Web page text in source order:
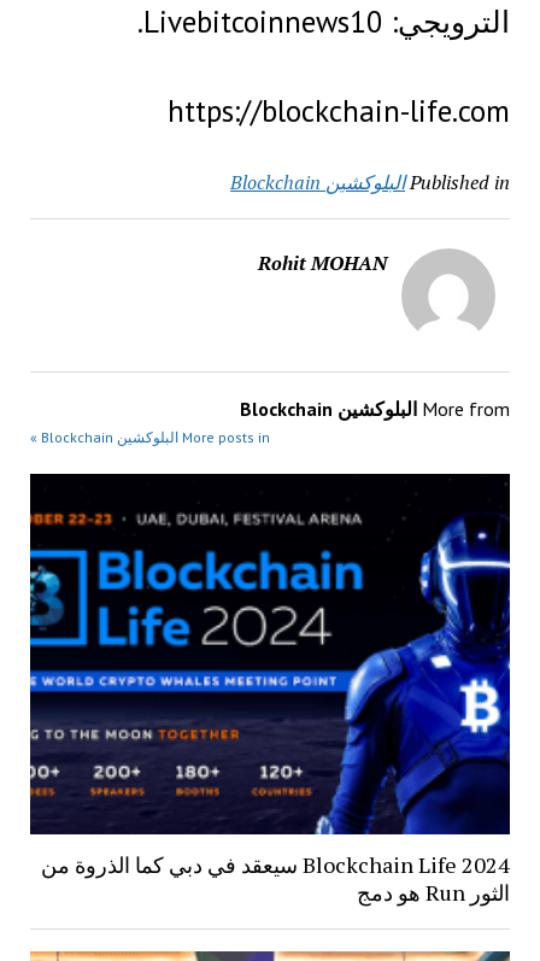
الترويجي: Livebitcoinnews10.
https://blockchain-life.com
Published inالبلوكشين Blockchain
Rohit MOHAN
More from البلوكشين Blockchain
More posts in البلوكشين Blockchain »
Blockchain Life 2024 سيعقد في دبي كما الذروة من
الثور Run هو دمج